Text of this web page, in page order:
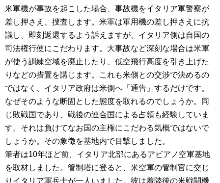
米軍機が事故を起こした場合、事故機をイタリア軍警察が
差し押さえ、捜査します。米軍は軍用機の差し押さえに抗
議し、即刻返還するよう訴えますが、イタリア側は自国の
司法権行使にこだわります。大事故など深刻な場合は米軍
が使う訓練空域を廃止したり、低空飛行高度を引き上げた
りなどの措置を講じます。これも米側との交渉で決めるの
ではなく、イタリア政府は米側へ「通告」するだけです。
なぜそのような断固とした態度を取れるのでしょうか。同
じ敗戦国であり、戦後の連合国による占領も経験していま
す。それは負けてなお国の主権にこだわる気概ではないで
しょうか。その象徴を基地内で目撃しました。
筆者は10年ほど前、イタリア北部にあるアビアノ空軍基地
を取材しました。管制塔に登ると、米空軍の管制官に交じ
りイタリア軍兵士が一人いました。彼は着陸後の米戦闘機